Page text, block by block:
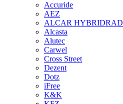
Accuride
AEZ
ALCAR HYBRIDRAD
Alcasta
Alutec
Carwel
Cross Street
Dezent
Dotz
iFree
K&K